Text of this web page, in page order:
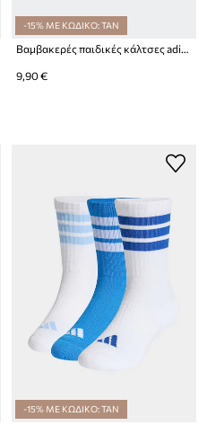
-15% ΜΕ ΚΩΔΙΚΟ: TAN
Βαμβακερές παιδικές κάλτσες adidas Performance 3-pack
9,90 €
-15% ΜΕ ΚΩΔΙΚΟ: TAN